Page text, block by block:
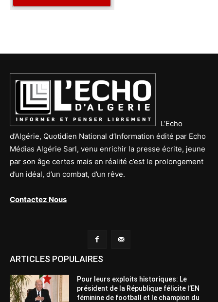
L’Echo
d’Algérie, Quotidien National d’Information édité par Echo
Médias Algérie Sarl, venu enrichir la presse écrite, jeune
par son âge certes mais en réalité c’est le prolongement
d’un idéal, d’un combat, d’un rêve.
Contactez Nous
ARTICLES POPULAIRES
Pour leurs exploits historiques: Le
président de la République félicite l’EN
féminine de football et le champion du